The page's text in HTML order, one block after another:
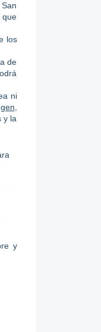
que
los
de
ni
y la
y